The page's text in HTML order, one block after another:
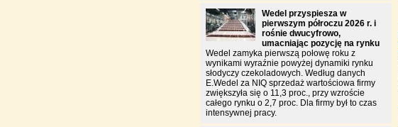
Wedel przyspiesza w
pierwszym półroczu 2026 r. i
rośnie dwucyfrowo,
umacniając pozycję na rynku
Wedel zamyka pierwszą połowę roku z
wynikami wyraźnie powyżej dynamiki rynku
słodyczy czekoladowych. Według danych
E.Wedel za NIQ sprzedaż wartościowa firmy
zwiększyła się o 11,3 proc., przy wzroście
całego rynku o 2,7 proc. Dla firmy był to czas
intensywnej pracy.